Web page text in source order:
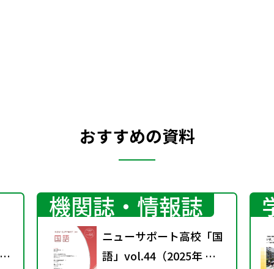
おすすめの資料
機関誌・情報誌
ニューサポート高校「国
語」vol.44（2025年 秋